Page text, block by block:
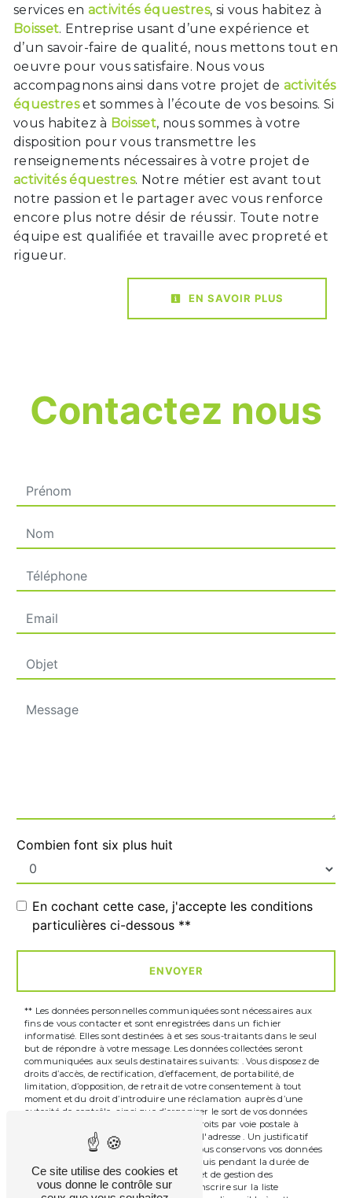
services en activités équestres, si vous habitez à
Boisset. Entreprise usant d’une expérience et
d’un savoir-faire de qualité, nous mettons tout en
oeuvre pour vous satisfaire. Nous vous
accompagnons ainsi dans votre projet de activités
équestreset sommes à l’écoute de vos besoins. Si
vous habitez à Boisset, nous sommes à votre
disposition pour vous transmettre les
renseignements nécessaires à votre projet de
activités équestres. Notre métier est avant tout
notre passion et le partager avec vous renforce
encore plus notre désir de réussir. Toute notre
équipe est qualifiée et travaille avec propreté et
rigueur.
EN SAVOIR PLUS
Contactez nous
Combien font six plus huit
En cochant cette case, j'accepte les conditions
particulières ci-dessous **
ENVOYER
** Les données personnelles communiquées sont nécessaires aux
fins de vous contacter et sont enregistrées dans un fichier
informatisé. Elles sont destinées à et ses sous-traitants dans le seul
but de répondre à votre message. Les données collectées seront
communiquées aux seuls destinataires suivants: . Vous disposez de
droits d’accès, de rectification, d’effacement, de portabilité, de
limitation, d’opposition, de retrait de votre consentement à tout
moment et du droit d’introduire une réclamation auprès d’une
autorité de contrôle, ainsi que d’organiser le sort de vos données
post-mortem. Vous pouvez exercer ces droits par voie postale à
l'adresse ou par courrier électronique à l'adresse . Un justificatif
d'identité pourra vous être demandé. Nous conservons vos données
pendant la période de prise de contact puis pendant la durée de
prescription légale aux fins probatoires et de gestion des
contentieux. Vous avez le droit de vous inscrire sur la liste
Ce site utilise des cookies et
vous donne le contrôle sur